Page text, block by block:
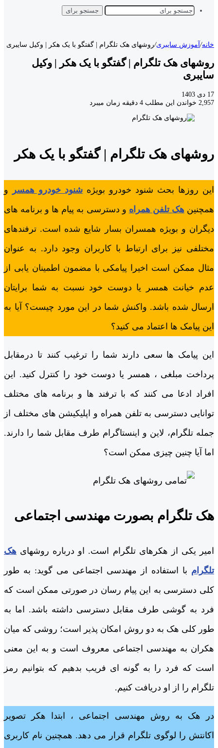
جستجو برای
خانه/آموزش سایبری/روشهای هک تلگرام | گفتگو با یک هکر | وکیل سایبری
روشهای هک تلگرام | گفتگو با یک هکر | وکیل
سایبری
17 دی 1403
2,957 خواندن این مطلب 4 دقیقه زمان میبرد
روشهای هک تلگرام | گفتگو با یک هکر
این روزها بحث شنود خودرو بویژه شنود خودرو همسر
و
همچنینهک تلفن همراه و دسترسی به پیام ها و برنامه های
دیگران و بویژه همسران بسار شایع شده است. ترفندهای
مختلفی نیز برای ارتباط با کاربران وجود دارد. به عنوان
مثال ممکن است اخیرا پیامکی با مضمون اطمینان یابی از
عدم خیانت همسر یا دوست خود نسبت به شما برایتان
ارسال شده باشد. واکنش شما در این مورد چیست؟ آیا به
این پیامک ها اعتماد می کنید؟
این پیامک ها سعی دارند شما را ترغیب کنند تا درمقابل
پرداخت مبلغی ، همسر یا دوست خود را کنترل کنید. این
افراد ادعا می کنند که با ترفند ها و برنامه های مختلف
توانایی دسترسی به تلفن همراه و اپلیکیشن های مختلف از
جمله تلگرام، لاین و اینستاگرام طرف مقابل شما را دارند.
اما آیا چنین چیزی ممکن است؟
هک تلگرام بصورت مهندسی اجتماعی
امیر یکی از هکرهای تلگرام است. او درباره روشهای هک
تلگرام با استفاده از مهندسی اجتماعی می گوید: به طور
کلی دسترسی به این پیام رسان در صورتی ممکن است که
فرد به گوشی طرف مقابل دسترسی داشته باشد. اما به
طور کلی هک به دو روش امکان پذیر است؛ روشی که میان
هکران به مهندسی اجتماعی معروف است و به این معنی
است که فرد را به گونه ای فریب بدهیم که بتوانیم رمز
تلگرام را از او دریافت کنیم.
در هک به روش مهندسی اجتماعی ، ابتدا هکر تصویر
اکانتش را لوگوی تلگرام قرار می دهد. همچنین نام کاربری